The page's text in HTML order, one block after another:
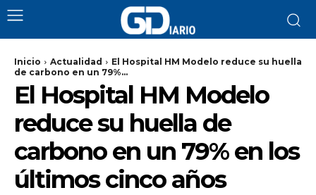
Inicio Actualidad
El Hospital HM Modelo reduce su huella
de carbono en un 79%...
El Hospital HM Modelo
reduce su huella de
carbono en un 79% en los
últimos cinco años